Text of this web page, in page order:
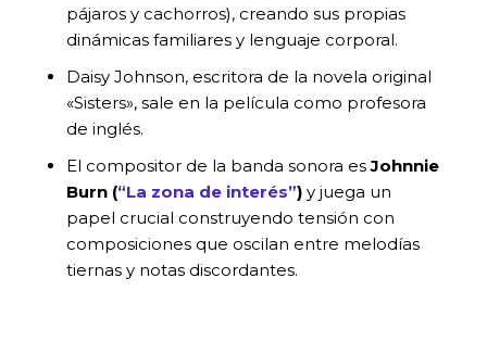
pájaros y cachorros), creando sus propias
dinámicas familiares y lenguaje corporal.
Daisy Johnson, escritora de la novela original
«Sisters», sale en la película como profesora
de inglés.
El compositor de la banda sonora esJohnnie
Burn (“La zona de interés”) y juega un
papel crucial construyendo tensión con
composiciones que oscilan entre melodías
tiernas y notas discordantes.